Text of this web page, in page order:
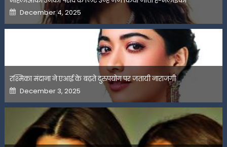
Posted
on
December 4, 2025
रश्मिका मंदाना ने एआई के बढ़ते दुरुपयोग पर जतायी नाराजगी
Posted
on
December 3, 2025